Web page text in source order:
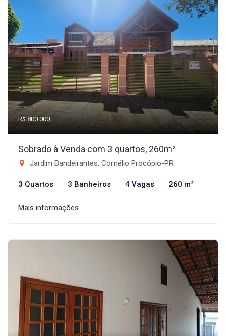
R$ 800.000
Sobrado à Venda com 3 quartos, 260m²
Jardim Bandeirantes, Cornélio Procópio-PR
3 Quartos 3 Banheiros 4 Vagas 260 m²
Mais informações